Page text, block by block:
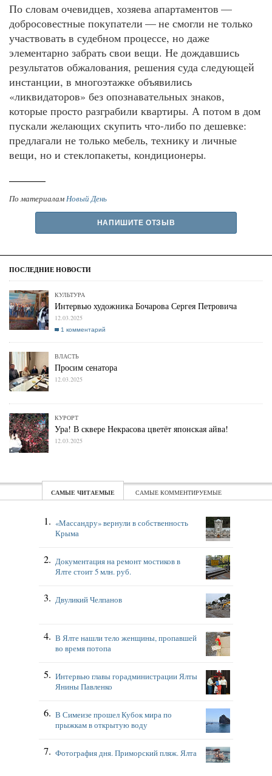
По словам очевидцев, хозяева апартаментов —
добросовестные покупатели — не смогли не только
участвовать в судебном процессе, но даже
элементарно забрать свои вещи. Не дождавшись
результатов обжалования, решения суда следующей
инстанции, в многоэтажке объявились
«ликвидаторов» без опознавательных знаков,
которые просто разграбили квартиры. А потом в дом
пускали желающих скупить что-либо по дешевке:
предлагали не только мебель, технику и личные
вещи, но и стеклопакеты, кондиционеры.
По материалам Новый День
НАПИШИТЕ ОТЗЫВ
КУЛЬТУРА
Интервью художника Бочарова Сергея Петровича
12.03.2025
1 комментарий
ВЛАСТЬ
Просим сенатора
12.03.2025
КУРОРТ
Ура! В сквере Некрасова цветёт японская айва!
12.03.2025
ЧИТАЕМЫЕ КОММЕНТИРУЕМЫЕ
«Массандру» вернули в собственность
Крыма
Документация на ремонт мостиков в
Ялте стоит 5 млн. руб.
Двуликий Челпанов
В Ялте нашли тело женщины, пропавшей
во время потопа
Интервью главы горадминистрации Ялты
Янины Павленко
В Симеизе прошел Кубок мира по
прыжкам в открытую воду
Фотография дня. Приморский пляж. Ялта